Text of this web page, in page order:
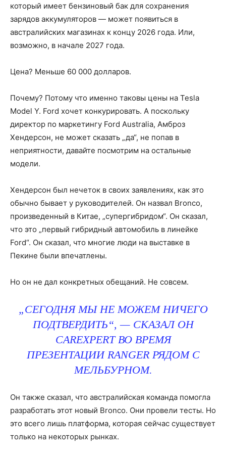
который имеет бензиновый бак для сохранения
зарядов аккумуляторов — может появиться в
австралийских магазинах к концу 2026 года. Или,
возможно, в начале 2027 года.
Цена? Меньше 60 000 долларов.
Почему? Потому что именно таковы цены на Tesla
Model Y. Ford хочет конкурировать. А поскольку
директор по маркетингу Ford Australia, Амброз
Хендерсон, не может сказать „да“, не попав в
неприятности, давайте посмотрим на остальные
модели.
Хендерсон был нечеток в своих заявлениях, как это
обычно бывает у руководителей. Он назвал Bronco,
произведенный в Китае, „супергибридом“. Он сказал,
что это „первый гибридный автомобиль в линейке
Ford“. Он сказал, что многие люди на выставке в
Пекине были впечатлены.
Но он не дал конкретных обещаний. Не совсем.
„СЕГОДНЯ МЫ НЕ МОЖЕМ НИЧЕГО
ПОДТВЕРДИТЬ“, — СКАЗАЛ ОН
CAREXPERT ВО ВРЕМЯ
ПРЕЗЕНТАЦИИ RANGER РЯДОМ С
МЕЛЬБУРНОМ.
Он также сказал, что австралийская команда помогла
разработать этот новый Bronco. Они провели тесты. Но
это всего лишь платформа, которая сейчас существует
только на некоторых рынках.